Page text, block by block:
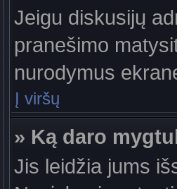
Jeigu diskusijų
pranešimo
nurodymus
Į viršų
» Ką daro
Jis leidžia jums